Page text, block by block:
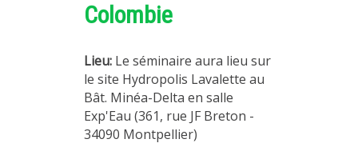
Colombie
Lieu: Le séminaire aura lieu sur
le site Hydropolis Lavalette au
Bât. Minéa-Delta en salle
Exp'Eau (361, rue JF Breton -
34090 Montpellier)